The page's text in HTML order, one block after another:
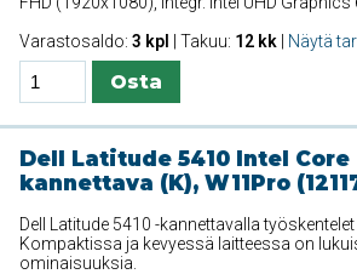
Varastosaldo: 3 kpl | Takuu: 12 kk| Näytä
Dell Latitude 5410 Intel Core
kannettava (K), W11Pro
Dell Latitude 5410 -kannettavalla
Kompaktissa ja kevyessä laitteessa on
ominaisuuksia.